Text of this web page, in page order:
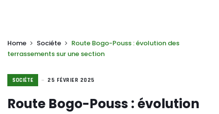
Home Sociéte
Route Bogo-Pouss : évolution des
terrassements sur une section
SOCIÉTE 25 FÉVRIER 2025
Route Bogo-Pouss : évolution